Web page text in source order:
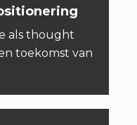
als thought
toekomst van